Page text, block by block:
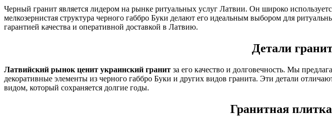
Черный гранит является лидером на рынке ритуальных услуг Латвии. Он широко
мелкозернистая структура черного габбро Буки делают его идеальным выбором для
гарантией качества и оперативной доставкой в Латвию.
Детали
Латвийский рынок ценит украинский гранит за его качество и долговечность. Мы
декоративные элементы из черного габбро Буки и других видов гранита. Эти детали
видом, который сохраняется долгие годы.
Гранитная плитка